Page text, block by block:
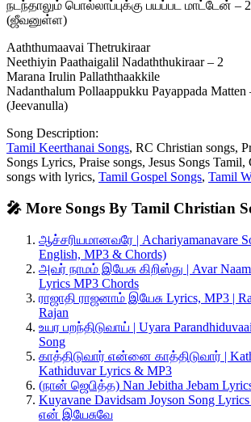
நடந்தாலும் பொல்லாப்புக்கு பயப்பட மாட்டேன் – 2
(ஜீவனுள்ள)
Aaththumaavai Thetrukiraar
Neethiyin Paathaigalil Nadaththukiraar – 2
Marana Irulin Pallaththaakkile
Nadanthalum Pollaappukku Payappada Matten
(Jeevanulla)
Song Description:
Tamil Keerthanai Songs, RC Christian songs,
Songs Lyrics, Praise songs, Jesus Songs
songs with lyrics, Tamil Gospel Songs, Tamil
🎤 More Songs By Tamil Christian
ஆச்சரியமானவரே | Achariyamanavare
English, MP3 & Chords)
அவர் நாமம் இயேசு கிறிஸ்து | Avar
Lyrics MP3 Chords
ராஜாதி ராஜனாம் இயேசு Lyrics, MP3 |
Rajan
உயர பறந்திடுவாய் | Uyara
Song
காத்திடுவார் என்னை காத்திடுவார் |
Kathiduvar Lyrics & MP3
(நான் ஜெபித்த) Nan Jebitha Jebam
Kuyavane Davidsam Joyson Song
என் இயேசுவே